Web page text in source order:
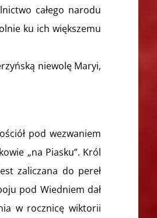
całego narodu
ku ich większemu
niewolę Maryi,
pod wezwaniem
„na Piasku”. Król
zaliczana do pereł
pod Wiedniem dał
w rocznicę wiktorii